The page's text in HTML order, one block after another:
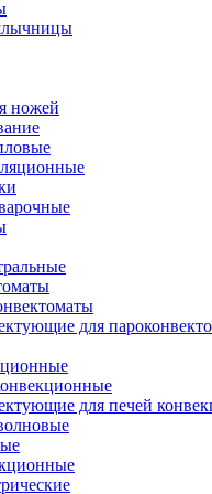
ножей
для
для печей